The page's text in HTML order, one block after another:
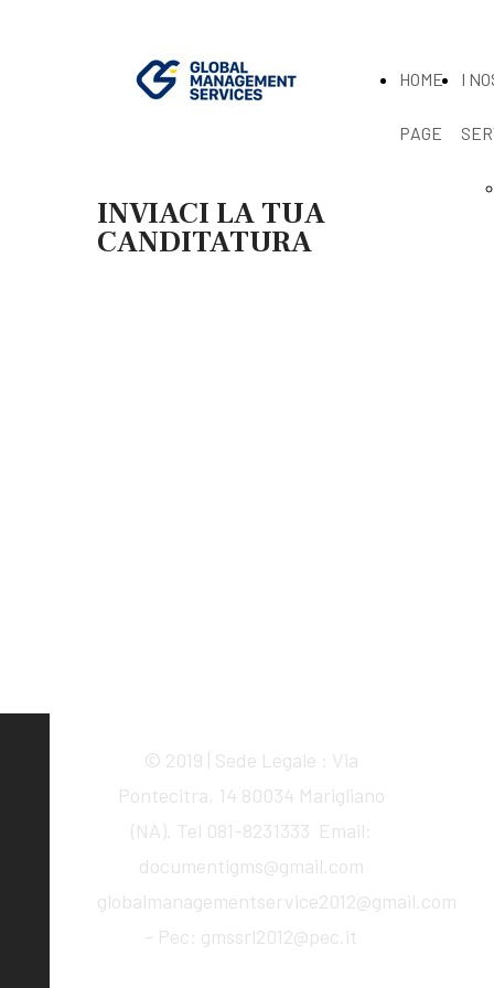
HOME
PAGE
I
INVIACI LA TUA
CANDITATURA
© 2019 | Sede Legale : Via
Pontecitra, 14 80034 Marigliano
(NA). Tel 081-8231333 Email:
documentigms@gmail.com
globalmanagementservice2012@gmail.com
- Pec: gmssrl2012@pec.it